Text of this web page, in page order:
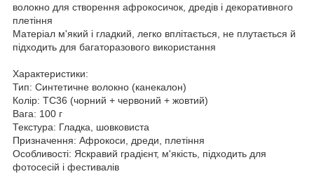
волокно для створення афрокосичок, дредів і декоративного
плетіння
Матеріал м'який і гладкий, легко вплітається, не плутається й
підходить для багаторазового використання
Характеристики:
Тип: Синтетичне волокно (канекалон)
Колір: TC36 (чорний + червоний + жовтий)
Вага: 100 г
Текстура: Гладка, шовковиста
Призначення: Афрокоси, дреди, плетіння
Особливості: Яскравий градієнт, м'якість, підходить для
фотосесій і фестивалів